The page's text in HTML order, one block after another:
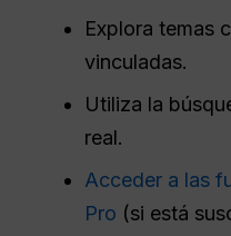
Explora temas
vinculadas.
Utiliza la
real.
Acceder a las
Pro (si está